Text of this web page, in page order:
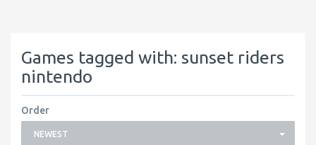
Games tagged with: sunset riders
nintendo
Order
NEWEST